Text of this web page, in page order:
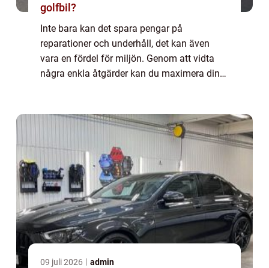
golfbil?
Inte bara kan det spara pengar på
reparationer och underhåll, det kan även
vara en fördel för miljön. Genom att vidta
några enkla åtgärder kan du maximera din
09 juli 2026 admin